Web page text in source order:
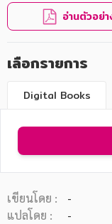
อ่านตัวอย่
เลือกรายการ
Digital Books
เขียนโดย :
-
แปลโดย :
-